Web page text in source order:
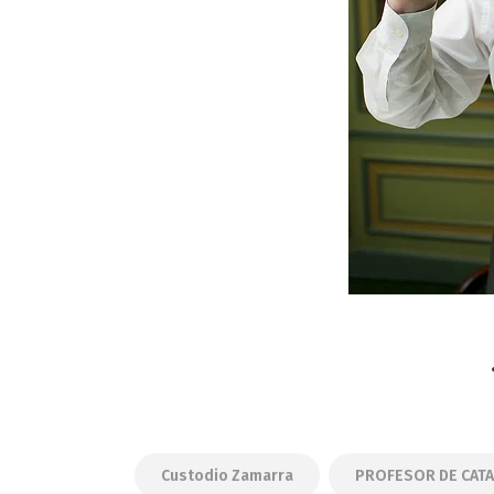
Custodio Zamarra PROFESOR DE CATA